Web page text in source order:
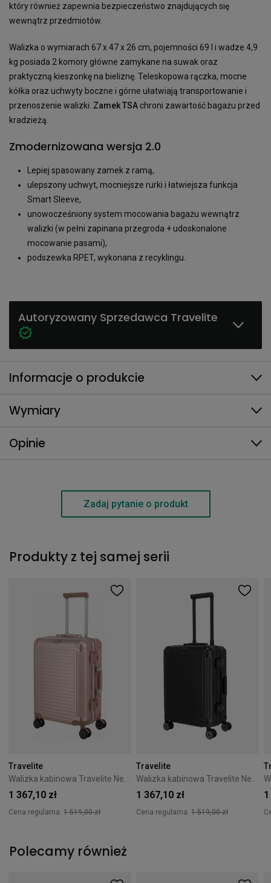
który również zapewnia bezpieczeństwo znajdujących się
wewnątrz przedmiotów.
Walizka o wymiarach 67 x 47 x 26 cm, pojemności 69 l i wadze 4,9
kg posiada 2 komory główne zamykane na suwak oraz
praktyczną kieszonkę na bieliznę. Teleskopowa rączka, mocne
kółka oraz uchwyty boczne i górne ułatwiają transportowanie i
przenoszenie walizki. Zamek TSA chroni zawartość bagażu przed
kradzieżą.
Zmodernizowana wersja 2.0
Lepiej spasowany zamek z ramą,
ulepszony uchwyt, mocniejsze rurki i łatwiejsza funkcja
Smart Sleeve,
unowocześniony system mocowania bagażu wewnątrz
walizki (w pełni zapinana przegroda + udoskonalone
mocowanie pasami),
podszewka RPET, wykonana z recyklingu.
Autoryzowany Sprzedawca Travelite
Informacje o produkcie
Wymiary
Opinie
Zadaj pytanie o produkt
Produkty z tej samej serii
Travelite
Walizka kabinowa Travelite Next 2.0 55 cm różowa
1 367,10 zł
Cena regularna: 1 519,00 zł
Travelite
Walizka kabinowa Travelite Next 2.0 55 cm czarna
1 367,10 zł
Cena regularna: 1 519,00 zł
Polecamy również